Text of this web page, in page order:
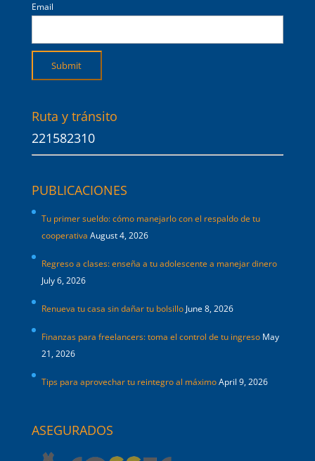
Email
Ruta y tránsito
221582310
PUBLICACIONES
Tu primer sueldo: cómo manejarlo con el respaldo de tu
cooperativa August 4, 2026
Regreso a clases: enseña a tu adolescente a manejar dinero
July 6, 2026
Renueva tu casa sin dañar tu bolsillo June 8, 2026
Finanzas para freelancers: toma el control de tu ingreso May
21, 2026
Tips para aprovechar tu reintegro al máximoApril 9, 2026
ASEGURADOS